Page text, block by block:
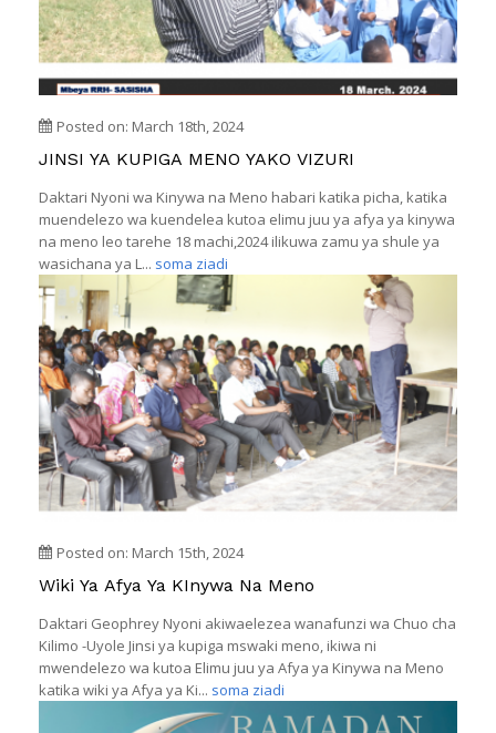
Posted on: March 18th, 2024
JINSI YA KUPIGA MENO YAKO VIZURI
Daktari Nyoni wa Kinywa na Meno habari katika picha, katika
muendelezo wa kuendelea kutoa elimu juu ya afya ya kinywa
na meno leo tarehe 18 machi,2024 ilikuwa zamu ya shule ya
wasichana ya L... soma ziadi
Posted on: March 15th, 2024
Wiki Ya Afya Ya KInywa Na Meno
Daktari Geophrey Nyoni akiwaelezea wanafunzi wa Chuo cha
Kilimo -Uyole Jinsi ya kupiga mswaki meno, ikiwa ni
mwendelezo wa kutoa Elimu juu ya Afya ya Kinywa na Meno
katika wiki ya Afya ya Ki... soma ziadi